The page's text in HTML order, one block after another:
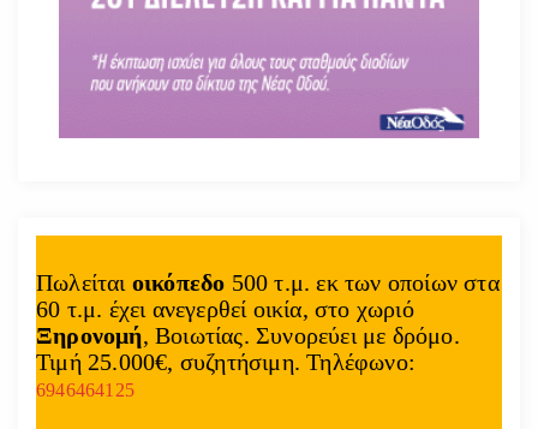
Πωλείται οικόπεδο 500 τ.μ. εκ των οποίων στα
60 τ.μ. έχει ανεγερθεί οικία, στο χωριό
Ξηρονομή, Βοιωτίας. Συνορεύει με δρόμο.
Τιμή 25.000€, συζητήσιμη. Τηλέφωνο:
6946464125